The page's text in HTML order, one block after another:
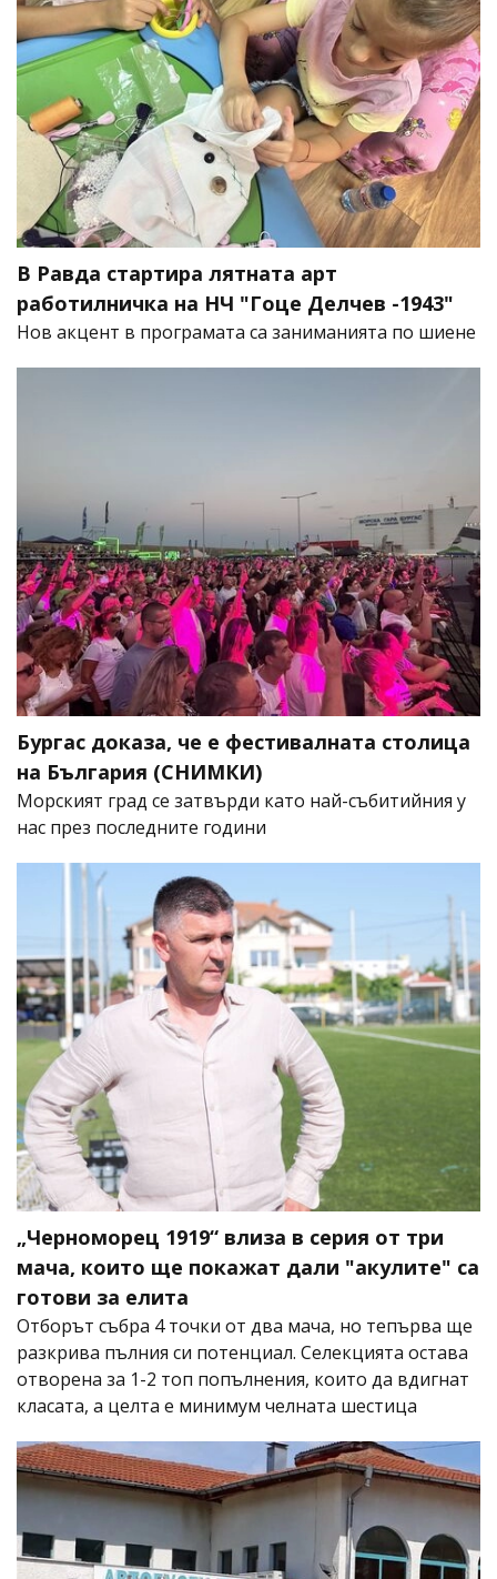
В Равда стартира лятната арт
работилничка на НЧ "Гоце Делчев -1943"
Нов акцент в програмата са заниманията по шиене
Бургас доказа, че е фестивалната столица
на България (СНИМКИ)
Морският град се затвърди като най-събитийния у
нас през последните години
„Черноморец 1919“ влиза в серия от три
мача, които ще покажат дали "акулите" са
готови за елита
Отборът събра 4 точки от два мача, но тепърва ще
разкрива пълния си потенциал. Селекцията остава
отворена за 1-2 топ попълнения, които да вдигнат
класата, а целта е минимум челната шестица